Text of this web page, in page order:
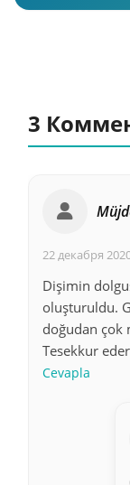
3
22 декабря
Dişimin
oluşturuldu.
doğudan çok
Tesekkur
Cevapla